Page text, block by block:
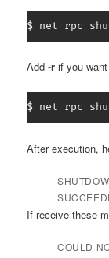
$ net rpc
Add-r if you
$ net rpc
After execution,
If receive these
COULD